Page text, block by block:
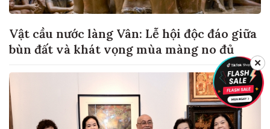
Vật cầu nước làng Vân: Lễ hội độc đáo giữa
bùn đất và khát vọng mùa màng no đủ
✕